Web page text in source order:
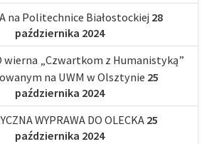
na Politechnice Białostockiej 28
października 2024
wierna „Czwartkom z Humanistyką”
na UWM w Olsztynie 25
października 2024
WYPRAWA DO OLECKA 25
października 2024